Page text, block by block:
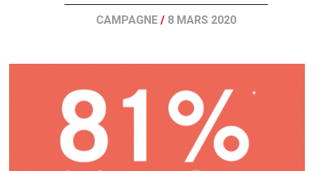
CAMPAGNE/ 8 MARS 2020